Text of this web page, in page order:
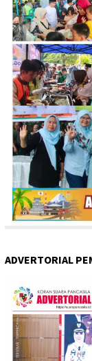
ADVERTORIAL